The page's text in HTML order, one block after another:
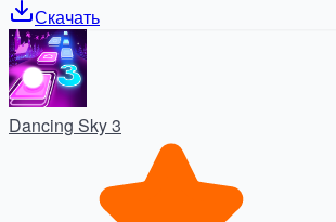
Скачать
Dancing Sky 3